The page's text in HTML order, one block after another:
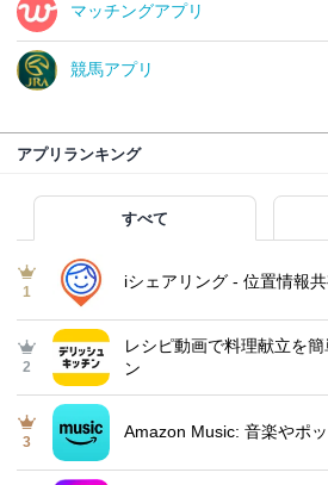
マッチングアプリ
競馬アプリ
アプリランキング
すべて
1
iシェアリング - 位置情報
2
レシピ動画で料理献立を
ン
3
Amazon Music: 音楽やポ